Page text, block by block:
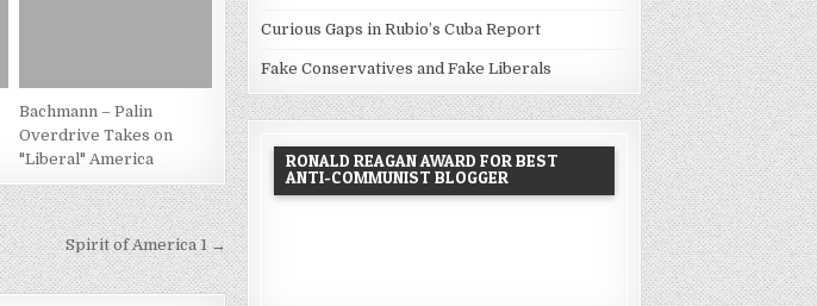
Bachmann – Palin
Overdrive Takes on
"Liberal" America
Spirit of America 1 →
Curious Gaps in Rubio’s Cuba Report
Fake Conservatives and Fake Liberals
RONALD REAGAN AWARD FOR BEST
ANTI-COMMUNIST BLOGGER